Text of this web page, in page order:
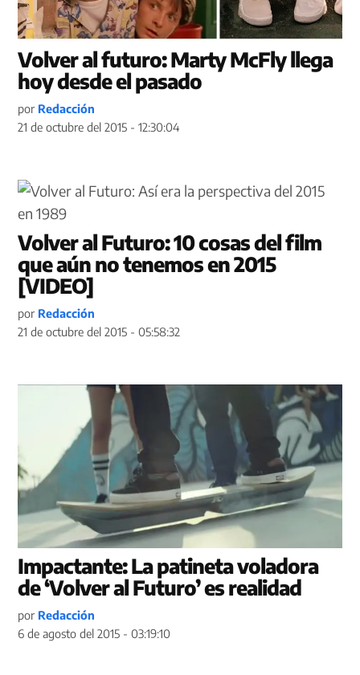
Volver al futuro: Marty McFly llega
hoy desde el pasado
por Redacción
21 de octubre del 2015 - 12:30:04
Volver al Futuro: 10 cosas del film
que aún no tenemos en 2015
[VIDEO]
por Redacción
21 de octubre del 2015 - 05:58:32
Impactante: La patineta voladora
de ‘Volver al Futuro’ es realidad
por Redacción
6 de agosto del 2015 - 03:19:10